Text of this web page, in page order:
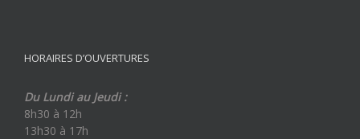
HORAIRES D’OUVERTURES
Du Lundi au Jeudi :
8h30 à 12h
13h30 à 17h